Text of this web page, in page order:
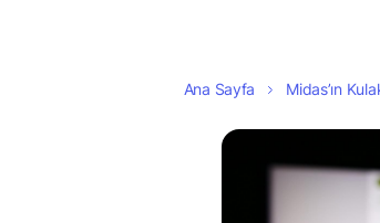
Ana Sayfa Midas’ın